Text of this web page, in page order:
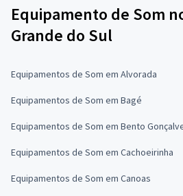
Equipamento de Som
Grande do Sul
Equipamentos de Som em Alvorada
Equipamentos de Som em Bagé
Equipamentos de Som em Bento
Equipamentos de Som em Cachoeirinha
Equipamentos de Som em Canoas